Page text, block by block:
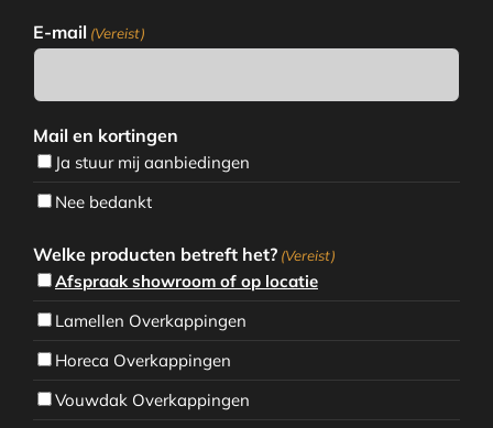
E-mail (Vereist)
Mail en kortingen
Ja stuur mij aanbiedingen
Nee bedankt
Welke producten betreft het? (Vereist)
Afspraak showroom of op locatie
Lamellen Overkappingen
Horeca Overkappingen
Vouwdak Overkappingen